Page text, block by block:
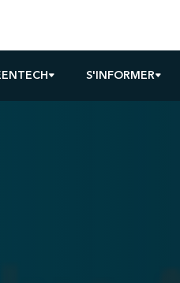
S'INFORMER